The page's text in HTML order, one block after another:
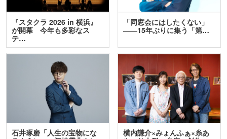
『スタクラ 2026 in 横浜』
が開幕 今年も多彩なス
テ…
「同窓会にはしたくない」
――15年ぶりに集う「第…
石井琢磨「人生の宝物にな
横内謙介×みょんふぁ×糸あ